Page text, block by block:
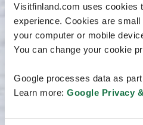
Visitfinland.com uses cookies
experience. Cookies are
your computer or mobile
You can change your cookie
Google processes data as
Learn more: Google Privacy